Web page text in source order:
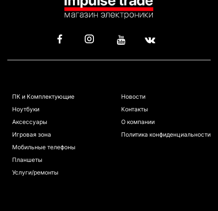
ПК и Комплектующие
Ноутбуки
Аксессуары
Игровая зона
Мобильные телефоны
Планшеты
Услуги/ремонты
Новости
Контакты
О компании
Политика конфиденциальности